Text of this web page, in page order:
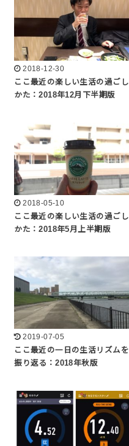
2018-12-30
ここ最近の楽しい生活の過ごし
かた：2018年12月下半期版
2018-05-10
ここ最近の楽しい生活の過ごし
かた：2018年5月上半期版
2019-07-05
ここ最近の一日の生活リズムを
振り返る：2018年秋版